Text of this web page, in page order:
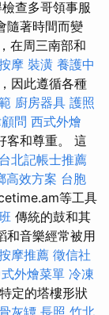
查多哥領事服
隨著時間而變
在周三南部和
摩 裝潢 養護中
因此遵循各種
廚房器具 護照
問 西式外燴
客和尊重。 這
台北記帳士推薦
高效方案 台胞
等工具
傳統的鼓和其
和音樂經常被用
摩推薦 徵信社
外燴菜單 冷凍
定的塔樓形狀
灰罈 長照 竹北